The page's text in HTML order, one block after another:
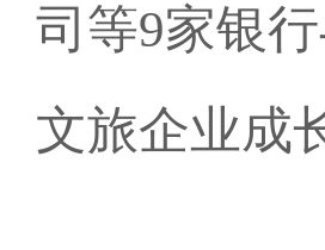
司等9家银
文旅企业成